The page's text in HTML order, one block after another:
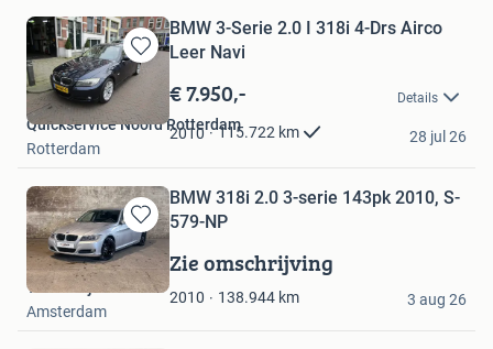
Bewaren
in
Favorieten
BMW 3-Serie 2.0 I 318i 4-Drs Airco
Leer Navi
€ 7.950,- Details
2010 115.722 km
Quickservice Noord Rotterdam
Rotterdam
28 jul 26
Bewaren
in
Mijn
Favorieten
BMW 318i 2.0 3-serie 143pk 2010, S-
579-NP
Zie omschrijving
2010 138.944 km
Troostwijk Auctions
Amsterdam
3 aug 26